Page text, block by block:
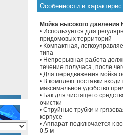
Особенности и
Мойка высокого давления
• Используется для
придомовых территорий
• Компактная,
типа
• Непрерывная работа
течение получаса, после
• Для передвижения мойка
• В комплект поставки
максимальное удобство
• Бак для чистящего
очистки
• Струйные трубки и
корпусе
• Аппарат подключается к
0,5 м